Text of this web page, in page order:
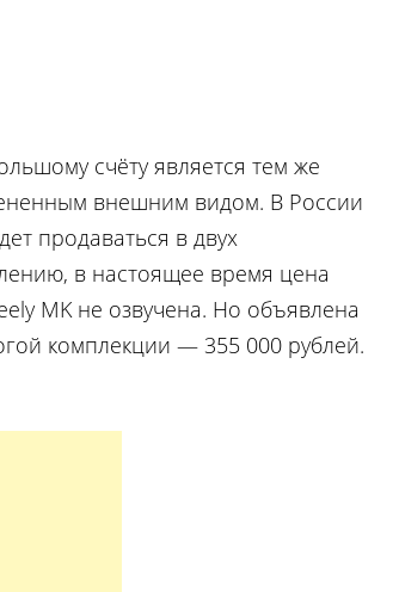
счёту является тем же
внешним видом. В России
продаваться в двух
в настоящее время цена
MK не озвучена. Но объявлена
комплекции — 355 000 рублей.